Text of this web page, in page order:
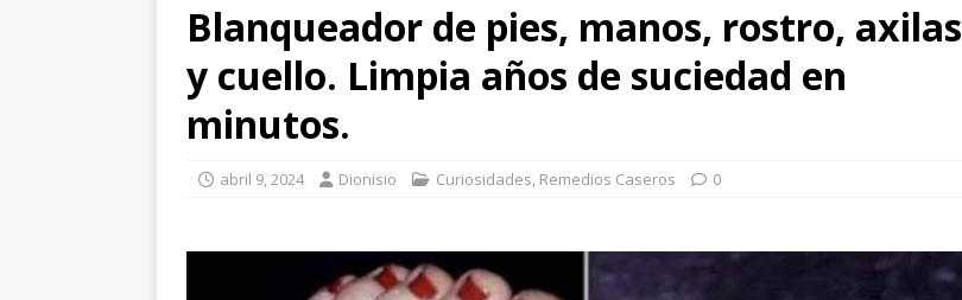
Blanqueador de pies, manos, rostro, axilas
y cuello. Limpia años de suciedad en
minutos.
abril 9, 2024 Dionisio Curiosidades, Remedios Caseros 0